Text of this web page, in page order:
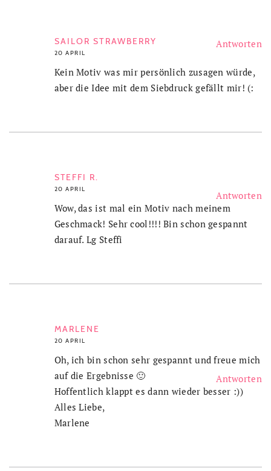
SAILOR STRAWBERRY
20 APRIL
Kein Motiv was mir persönlich zusagen würde,
aber die Idee mit dem Siebdruck gefällt mir! (:
STEFFI R.
20 APRIL
Antworten
Wow, das ist mal ein Motiv nach meinem
Geschmack! Sehr cool!!!! Bin schon gespannt
darauf. Lg Steffi
MARLENE
20 APRIL
Antworten
Oh, ich bin schon sehr gespannt und freue mich
auf die Ergebnisse 🙂
Hoffentlich klappt es dann wieder besser :))
Alles Liebe,
Marlene
Antworten